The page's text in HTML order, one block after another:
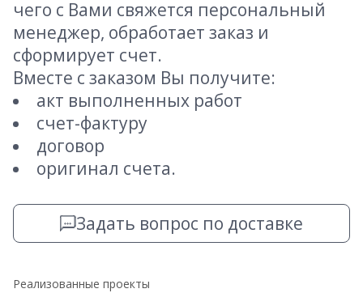
чего с Вами свяжется персональный
менеджер, обработает заказ и
сформирует счет.
Вместе с заказом Вы получите:
акт выполненных работ
счет-фактуру
договор
оригинал счета.
Задать вопрос по доставке
Реализованные проекты